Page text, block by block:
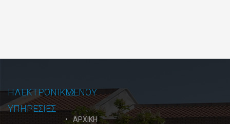
ΗΛΕΚΤΡΟΝΙΚΕΣ
ΥΠΗΡΕΣΙΕΣ
ΜΕΝΟΥ
ΑΡΧΙΚΗ